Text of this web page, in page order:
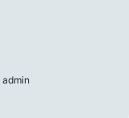
admin